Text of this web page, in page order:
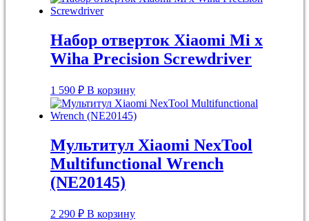
Набор отверток Xiaomi Mi x
Wiha Precision Screwdriver
1 590 ₽ В корзину
Мультитул Xiaomi NexTool
Multifunctional Wrench
(NE20145)
2 290 ₽ В корзину